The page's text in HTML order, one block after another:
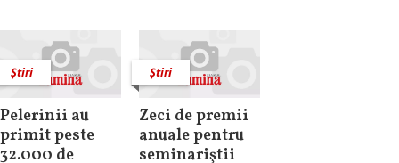
Știri
Pelerinii au
primit peste
32.000 de
Știri
Zeci de premii
anuale pentru
seminariştii